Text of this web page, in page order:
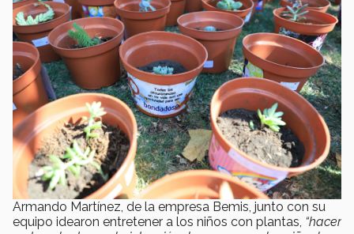
Armando Martínez, de la empresa Bemis, junto con su
equipo idearon entretener a los niños con plantas, “hacer